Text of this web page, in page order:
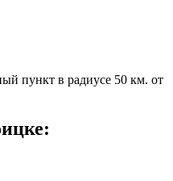
пункт в радиусе 50 км. от